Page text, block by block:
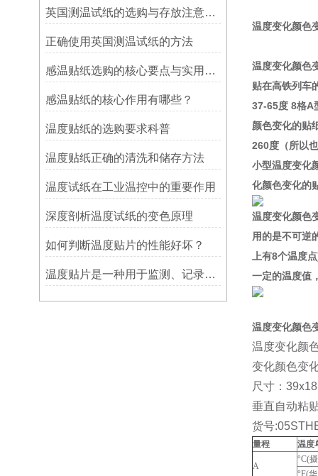
英国测温试纸的选购与存放注意事项
正确使用英国测温试纸的方法
感温贴纸选购的核心要点与实用建议
感温贴纸的核心作用有哪些？
温度贴纸的选购要求科普
温度贴纸正确的清洗和储存方法
温度试纸在工业温控中的重要作用
深度剖析温度试纸的变色原理
如何判断温度贴片的性能好坏？
温度贴片是一种用于监测、记录或指示温度变化的工具
温度变化颜色
温度变化颜色
贴在高铁列车
37-65度 8格A
颜色变化的贴
260度（所以
小型温度变化
化颜色变化的
温度变化颜色
用的是不可逆
上有8个温度
一定的温度值
温度变化颜色
温度变化颜
变化颜色变
尺寸：
垂直自动粘
货号
量程 温度
A
°C(
°F(